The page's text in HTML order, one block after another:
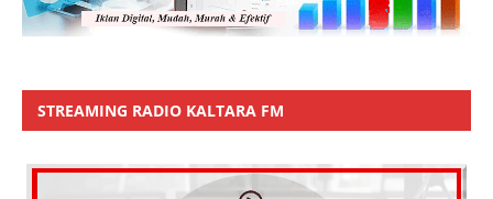
STREAMING RADIO KALTARA FM